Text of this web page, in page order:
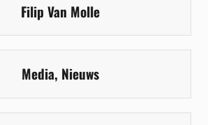
Filip Van Molle
Media, Nieuws